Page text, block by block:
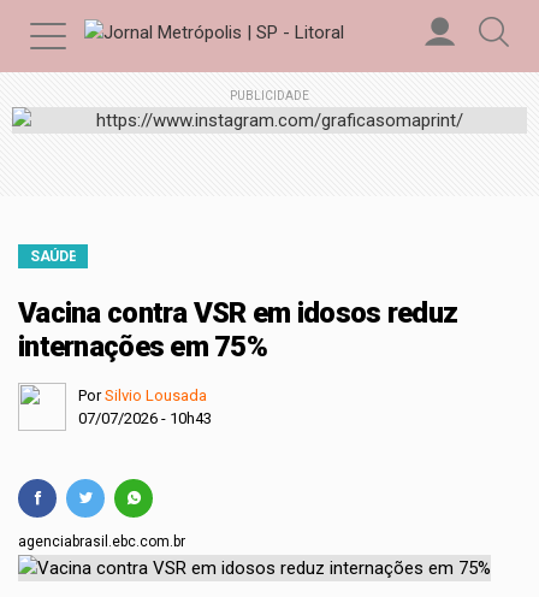
PUBLICIDADE
SAÚDE
Vacina contra VSR em idosos reduz
internações em 75%
PorSilvio Lousada
07/07/2026 - 10h43
agenciabrasil.ebc.com.br